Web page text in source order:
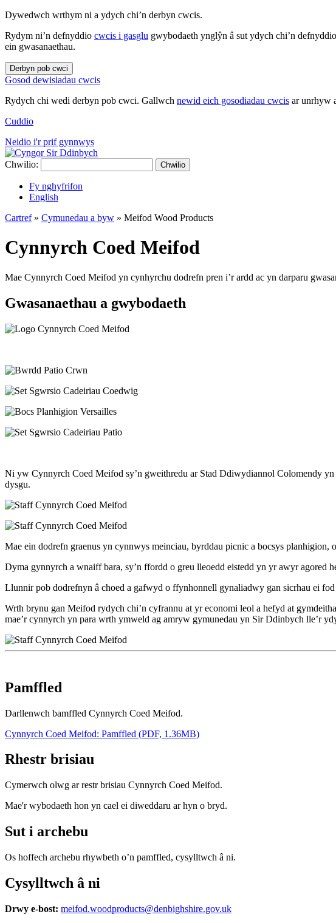
Dywedwch wrthym ni a ydych chi’n derbyn cwcis.
Rydym ni’n defnyddio cwcis i gasglu gwybodaeth ynglŷn â sut ydych chi’n
ein gwasanaethau.
Derbyn pob cwci
Gosod dewisiadau cwcis
Rydych chi wedi derbyn pob cwci. Gallwch newid eich gosodiadau cwcis ar unrhyw
Cuddio
Neidio i'r prif gynnwys
Chwilio: Chwilio
Fy nghyfrifon
English
Cartref» Cymunedau a byw » Meifod Wood Products
Cynnyrch Coed Meifod
Mae Cynnyrch Coed Meifod yn cynhyrchu dodrefn pren i’r ardd ac yn darparu
Gwasanaethau a gwybodaeth
Ni yw Cynnyrch Coed Meifod sy’n gweithredu ar Stad Ddiwydiannol Colomendy
dysgu.
Mae ein dodrefn graenus yn cynnwys meinciau, byrddau picnic a bocsys
Dyma gynnyrch a wnaiff bara, sy’n ffordd o greu lleoedd eistedd yn yr awyr agored
Llunnir pob dodrefnyn â choed a gafwyd o ffynhonnell gynaliadwy gan sicrhau ei
Wrth brynu gan Meifod rydych chi’n cyfrannu at yr economi leol a hefyd at
mae’r cynnyrch yn para wrth ymweld ag amryw gymunedau yn Sir Ddinbych lle’r
Pamffled
Darllenwch bamffled Cynnyrch Coed Meifod.
Cynnyrch Coed Meifod: Pamffled (PDF, 1.36MB)
Rhestr brisiau
Cymerwch olwg ar restr brisiau Cynnyrch Coed Meifod.
Mae'r wybodaeth hon yn cael ei diweddaru ar hyn o bryd.
Sut i archebu
Os hoffech archebu rhywbeth o’n pamffled, cysylltwch â ni.
Cysylltwch â ni
Drwy e-bost: meifod.woodproducts@denbighshire.gov.uk